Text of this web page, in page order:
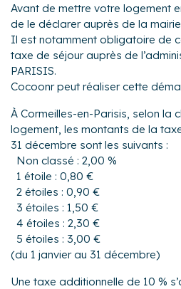
Avant de mettre votre logement
de le déclarer auprès de la
Il est notamment obligatoire de
taxe de séjour auprès de
PARISIS.
Cocoonr peut réaliser cette
À Cormeilles-en-Parisis, selon la
logement, les montants de la
31 décembre sont les suivants :
Non classé : 2,00 %
1 étoile : 0,80 €
2 étoiles : 0,90 €
3 étoiles : 1,50 €
4 étoiles : 2,30 €
5 étoiles : 3,00 €
(du 1 janvier au 31 décembre)
Une taxe additionnelle de 10 %